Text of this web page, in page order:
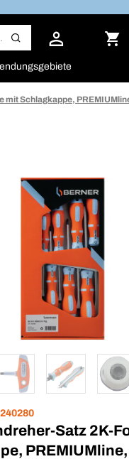
mit Schlagkappe,
240280
Satz 2K-